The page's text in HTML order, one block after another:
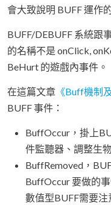
會大致說明 BUFF 運作
BUFF/DEBUFF 系統跟
的名稱不是 onClick,
BeHurt 的遊戲內事件。
在這篇文章 《Buff機制
BUFF 事件：
BuffOccur，掛上
件監聽器、調整生
BuffRemoved，
BuffOccur 要做的
數值型BUFF需要注